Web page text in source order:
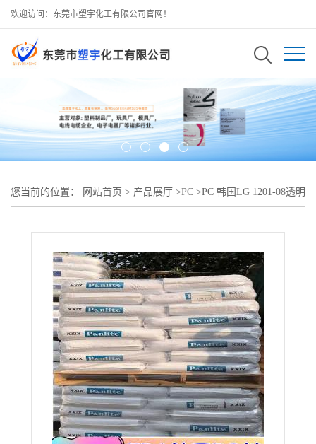
欢迎访问：东莞市塑宇化工有限公司官网！
您当前的位置： 网站首页 > 产品展厅 >PC >PC 韩国LG 1201-08透明